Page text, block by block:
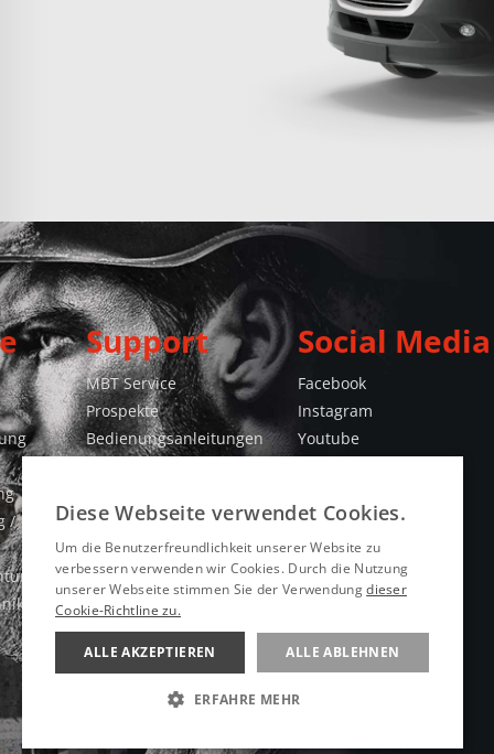
/
Support
MBT Service
Prospekte
Bedienungsanleitungen
Konformitätserklärungen
Videos
Social Media
Facebook
Instagram
Youtube
Diese Webseite verwendet Cookies.
Um die Benutzerfreundlichkeit unserer Website zu
verbessern verwenden wir Cookies. Durch die Nutzung
unserer Webseite stimmen Sie der Verwendungdieser
Cookie-Richtline zu.
ALLE AKZEPTIEREN ALLE ABLEHNEN
ERFAHRE MEHR